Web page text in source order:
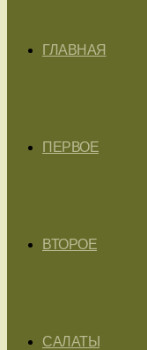
ГЛАВНАЯ
ПЕРВОЕ
ВТОРОЕ
САЛАТЫ